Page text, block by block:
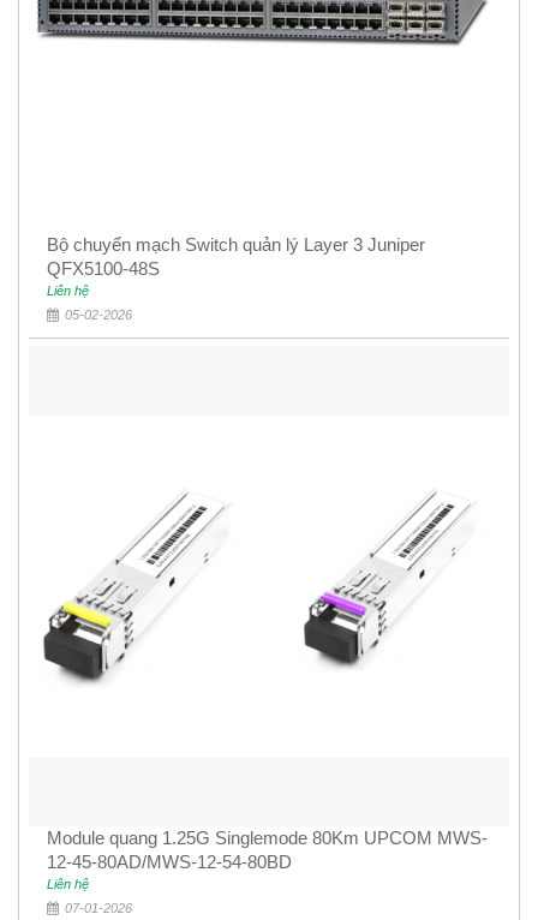
Bộ chuyển mạch Switch quản lý Layer 3 Juniper
QFX5100-48S
Liên hệ
05-02-2026
Module quang 1.25G Singlemode 80Km UPCOM MWS-
12-45-80AD/MWS-12-54-80BD
Liên hệ
07-01-2026